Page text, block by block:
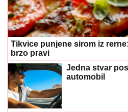
Tikvice punjene sirom iz
brzo pravi
Jedna stvar
automobil